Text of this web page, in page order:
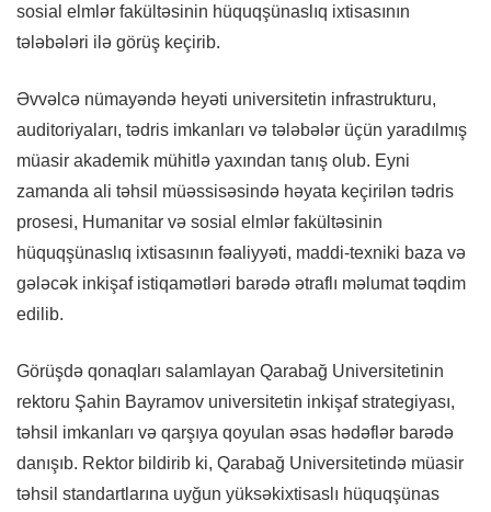
sosial elmlər fakültəsinin hüquqşünaslıq ixtisasının
tələbələri ilə görüş keçirib.
Əvvəlcə nümayəndə heyəti universitetin infrastrukturu,
auditoriyaları, tədris imkanları və tələbələr üçün yaradılmış
müasir akademik mühitlə yaxından tanış olub. Eyni
zamanda ali təhsil müəssisəsində həyata keçirilən tədris
prosesi, Humanitar və sosial elmlər fakültəsinin
hüquqşünaslıq ixtisasının fəaliyyəti, maddi-texniki baza və
gələcək inkişaf istiqamətləri barədə ətraflı məlumat təqdim
edilib.
Görüşdə qonaqları salamlayan Qarabağ Universitetinin
rektoru Şahin Bayramov universitetin inkişaf strategiyası,
təhsil imkanları və qarşıya qoyulan əsas hədəflər barədə
danışıb. Rektor bildirib ki, Qarabağ Universitetində müasir
təhsil standartlarına uyğun yüksəkixtisaslı hüquqşünas